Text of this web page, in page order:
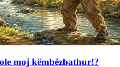
moj këmbëzbathur!?